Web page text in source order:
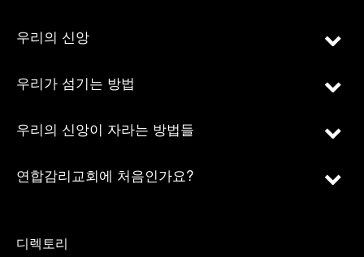
우리의 신앙
우리가 섬기는 방법
우리의 신앙이 자라는 방법들
연합감리교회에 처음인가요?
디렉토리